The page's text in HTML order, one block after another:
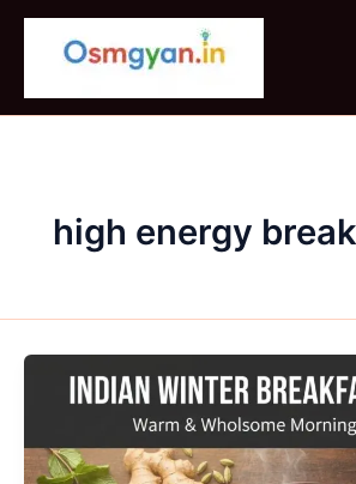
Skip
high energy
Winter
Ideas